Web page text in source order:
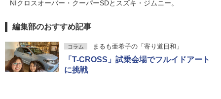
NIクロスオーバー・クーパーSDとスズキ・ジムニー。
編集部のおすすめ記事
コラム まるも亜希子の「寄り道日和」
「T-CROSS」試乗会場でフルイドアート
に挑戦